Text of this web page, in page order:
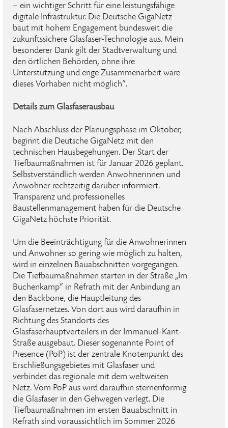
– ein wichtiger Schritt für eine leistungsfähige
digitale Infrastruktur. Die Deutsche GigaNetz
baut mit hohem Engagement bundesweit die
zukunftssichere Glasfaser-Technologie aus. Mein
besonderer Dank gilt der Stadtverwaltung und
den örtlichen Behörden, ohne ihre
Unterstützung und enge Zusammenarbeit wäre
dieses Vorhaben nicht möglich“.
Details zum Glasfaserausbau
Nach Abschluss der Planungsphase im Oktober,
beginnt die Deutsche GigaNetz mit den
technischen Hausbegehungen. Der Start der
Tiefbaumaßnahmen ist für Januar 2026 geplant.
Selbstverständlich werden Anwohnerinnen und
Anwohner rechtzeitig darüber informiert.
Transparenz und professionelles
Baustellenmanagement haben für die Deutsche
GigaNetz höchste Priorität.
Um die Beeinträchtigung für die Anwohnerinnen
und Anwohner so gering wie möglich zu halten,
wird in einzelnen Bauabschnitten vorgegangen.
Die Tiefbaumaßnahmen starten in der Straße „Im
Buchenkamp“ in Refrath mit der Anbindung an
den Backbone, die Hauptleitung des
Glasfasernetzes. Von dort aus wird daraufhin in
Richtung des Standorts des
Glasfaserhauptverteilers in der Immanuel-Kant-
Straße ausgebaut. Dieser sogenannte Point of
Presence (PoP) ist der zentrale Knotenpunkt des
Erschließungsgebietes mit Glasfaser und
verbindet das regionale mit dem weltweiten
Netz. Vom PoP aus wird daraufhin sternenförmig
die Glasfaser in den Gehwegen verlegt. Die
Tiefbaumaßnahmen im ersten Bauabschnitt in
Refrath sind voraussichtlich im Sommer 2026